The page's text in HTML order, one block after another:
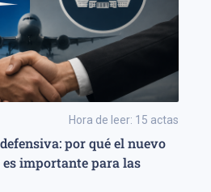
Hora de leer: 15 actas
por qué el nuevo
importante para las